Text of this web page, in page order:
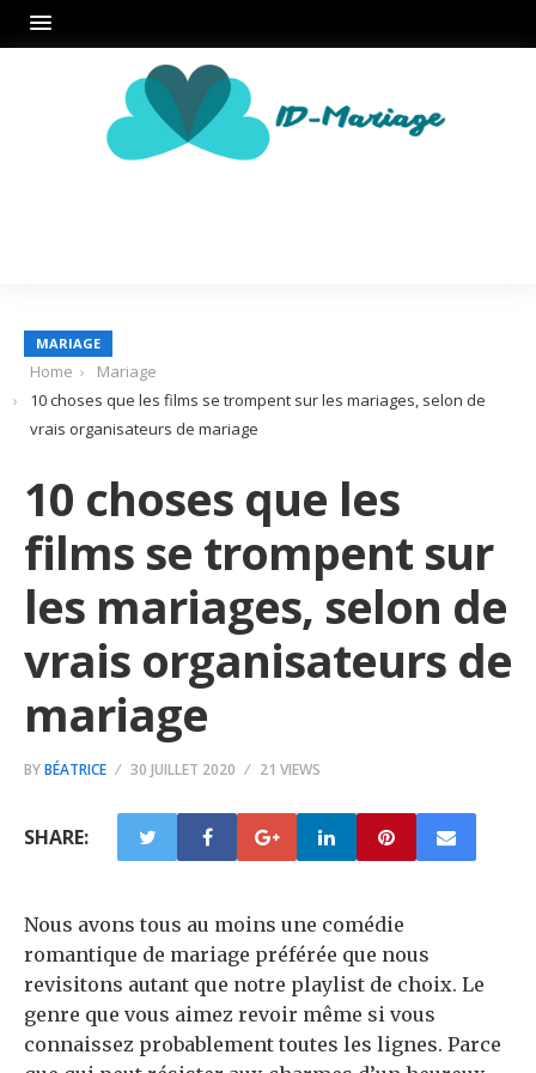
MARIAGE
Home
Mariage
10 choses que les films se trompent sur les mariages, selon de
vrais organisateurs de mariage
10 choses que les
films se trompent sur
les mariages, selon de
vrais organisateurs de
mariage
BYBÉATRICE 30 JUILLET 2020 21 VIEWS
SHARE:
Nous avons tous au moins une comédie
romantique de mariage préférée que nous
revisitons autant que notre playlist de choix. Le
genre que vous aimez revoir même si vous
connaissez probablement toutes les lignes. Parce